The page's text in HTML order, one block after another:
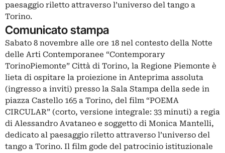
paesaggio riletto attraverso l’universo del tango a
Torino.
Comunicato stampa
Sabato 8 novembre alle ore 18 nel contesto della Notte
delle Arti Contemporanee “Contemporary
TorinoPiemonte” Città di Torino, la Regione Piemonte è
lieta di ospitare la proiezione in Anteprima assoluta
(ingresso a inviti) presso la Sala Stampa della sede in
piazza Castello 165 a Torino, del film “POEMA
CIRCULAR” (corto, versione integrale: 33 minuti) a regia
di Alessandro Avataneo e soggetto di Monica Mantelli,
dedicato al paesaggio riletto attraverso l’universo del
tango a Torino. Il film gode del patrocinio istituzionale